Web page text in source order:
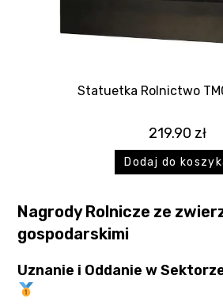
Statuetka Rolnictwo
219.90 zł
Dodaj do
Nagrody Rolnicze ze
gospodarskimi
Uznanie i Oddanie w